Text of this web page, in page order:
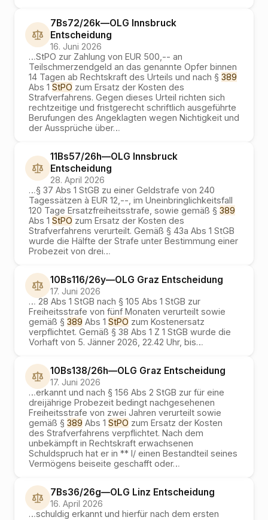
7Bs72/26k—OLG Innsbruck
Entscheidung
16. Juni 2026
…StPO zur Zahlung von EUR 500,-- an
Teilschmerzendgeld an das genannte Opfer binnen
14 Tagen ab Rechtskraft des Urteils und nach § 389
Abs 1 StPO zum Ersatz der Kosten des
Strafverfahrens. Gegen dieses Urteil richten sich
rechtzeitige und fristgerecht schriftlich ausgeführte
Berufungen des Angeklagten wegen Nichtigkeit und
der Aussprüche über…
11Bs57/26h—OLG Innsbruck
Entscheidung
28. April 2026
…§ 37 Abs 1 StGB zu einer Geldstrafe von 240
Tagessätzen à EUR 12,--, im Uneinbringlichkeitsfall
120 Tage Ersatzfreiheitsstrafe, sowie gemäß § 389
Abs 1 StPO zum Ersatz der Kosten des
Strafverfahrens verurteilt. Gemäß § 43a Abs 1 StGB
wurde die Hälfte der Strafe unter Bestimmung einer
Probezeit von drei…
10Bs116/26y—OLG Graz Entscheidung
17. Juni 2026
…28 Abs 1 StGB nach § 105 Abs 1 StGB zur
Freiheitsstrafe von fünf Monaten verurteilt sowie
gemäß § 389 Abs 1 StPO zum Kostenersatz
verpflichtet. Gemäß § 38 Abs 1 Z 1 StGB wurde die
Vorhaft von 5. Jänner 2026, 22.42 Uhr, bis…
10Bs138/26h—OLG Graz Entscheidung
17. Juni 2026
…erkannt und nach § 156 Abs 2 StGB zur für eine
dreijährige Probezeit bedingt nachgesehenen
Freiheitsstrafe von zwei Jahren verurteilt sowie
gemäß § 389 Abs 1 StPO zum Ersatz der Kosten
des Strafverfahrens verpflichtet. Nach dem
unbekämpft in Rechtskraft erwachsenen
Schuldspruch hat er in ** I/ einen Bestandteil seines
Vermögens beiseite geschafft oder…
7Bs36/26g—OLG Linz Entscheidung
16. April 2026
…schuldig erkannt und hierfür nach dem ersten